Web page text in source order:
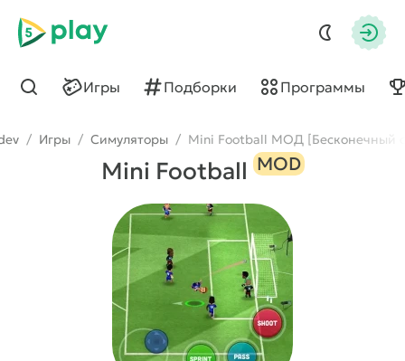
5play
Игры Подборки Программы
Найти
/ Игры / Симуляторы / Mini Football МОД [Бесконечный
Mini Football MOD